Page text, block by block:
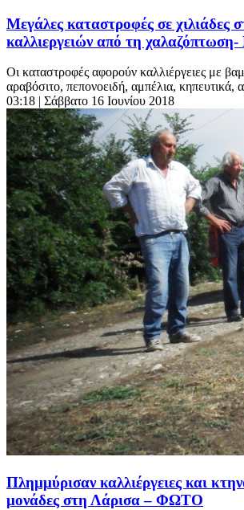
Μεγάλες καταστροφές σε χιλιάδες
καλλιεργειών από τη
Οι καταστροφές αφορούν καλλιέργειες με
αραβόσιτο, πεπονοειδή, αμπέλια, κηπευτικά,
03:18 | Σάββατο 16 Ιουνίου 2018
Πλημμύρισαν καλλιέργειες και
μονάδες στη Λάρισα – ΦΩΤΟ